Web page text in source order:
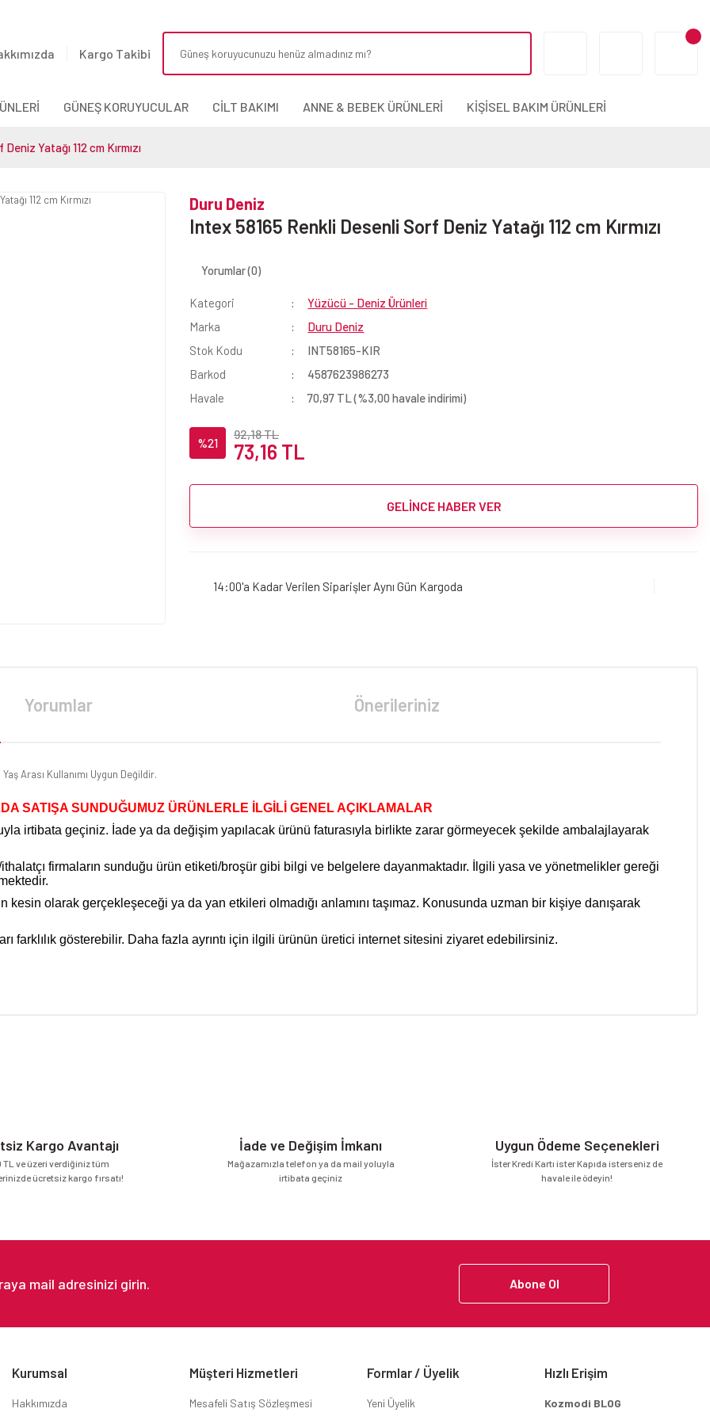
Kargo Takibi
GÜNEŞ KORUYUCULAR CİLT BAKIMI ANNE & BEBEK ÜRÜNLERİ KİŞİSEL BAKIM ÜRÜNLERİ
Yatağı 112 cm Kırmızı
Duru Deniz
Intex 58165 Renkli Desenli Sorf Deniz Yatağı 112 cm Kırmızı
Yorumlar (0)
Kategori
Yüzücü - Deniz Ürünleri
Marka
Duru Deniz
Stok Kodu
INT58165-KIR
Barkod
4587623986273
Havale
70,97 TL (%3,00 havale indirimi)
%21
92,18 TL
73,16 TL
GELİNCE HABER VER
14:00'a Kadar Verilen Siparişler Aynı Gün Kargoda
Yorumlar Önerileriniz
Arası Kullanımı Uygun Değildir.
SATIŞA SUNDUĞUMUZ ÜRÜNLERLE İLGİLİ GENEL AÇIKLAMALAR
irtibata geçiniz. İade ya da değişim yapılacak ürünü faturasıyla birlikte zarar görmeyecek şekilde ambalajlayarak
firmaların sunduğu ürün etiketi/broşür gibi bilgi ve belgelere dayanmaktadır. İlgili yasa ve yönetmelikler gereği
olarak gerçekleşeceği ya da yan etkileri olmadığı anlamını taşımaz. Konusunda uzman bir kişiye danışarak
farklılık gösterebilir. Daha fazla ayrıntı için ilgili ürünün üretici internet sitesini ziyaret edebilirsiniz.
Kargo Avantajı
TL ve üzeri verdiğiniz tüm
ücretsiz kargo fırsatı!
İade ve Değişim İmkanı
Mağazamızla telefon ya da mail yoluyla
irtibata geçiniz
Uygun Ödeme Seçenekleri
İster Kredi Kartı ister Kapıda isterseniz de
havale ile ödeyin!
Abone Ol
Kurumsal
Hakkımızda
Müşteri Hizmetleri
Mesafeli Satış Sözleşmesi
Formlar / Üyelik
Yeni Üyelik
Hızlı Erişim
Kozmodi BLOG